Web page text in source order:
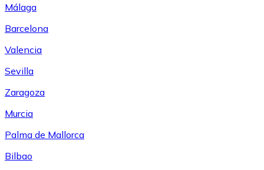
Málaga
Barcelona
Valencia
Sevilla
Zaragoza
Murcia
Palma de Mallorca
Bilbao